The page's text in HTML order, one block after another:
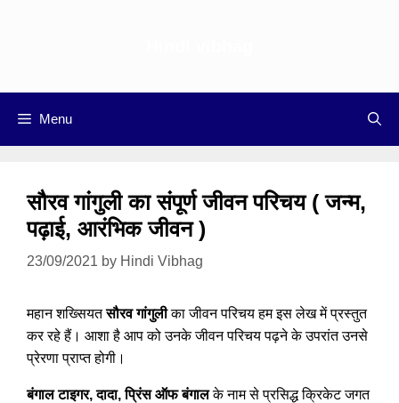
Menu
सौरव गांगुली का संपूर्ण जीवन परिचय ( जन्म,
पढ़ाई, आरंभिक जीवन )
23/09/2021 by Hindi Vibhag
महान शख्सियतसौरव गांगुलीका जीवन परिचय हम इस लेख में प्रस्तुत
कर रहे हैं। आशा है आप को उनके जीवन परिचय पढ़ने के उपरांत उनसे
प्रेरणा प्राप्त होगी।
बंगाल टाइगर, दादा, प्रिंस ऑफ बंगालके नाम से प्रसिद्ध क्रिकेट जगत